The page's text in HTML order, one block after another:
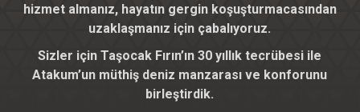
hizmet almanız, hayatın gergin koşuşturmacasından
uzaklaşmanız için çabalıyoruz.
Sizler için Taşocak Fırın’ın 30 yıllık tecrübesi ile
Atakum’un müthiş deniz manzarası ve konforunu
birleştirdik.